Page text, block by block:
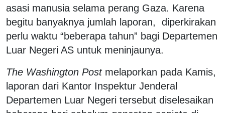
asasi manusia selama perang Gaza. Karena
begitu banyaknya jumlah laporan, diperkirakan
perlu waktu “beberapa tahun” bagi Departemen
Luar Negeri AS untuk meninjaunya.
The Washington Postmelaporkan pada Kamis,
laporan dari Kantor Inspektur Jenderal
Departemen Luar Negeri tersebut diselesaikan